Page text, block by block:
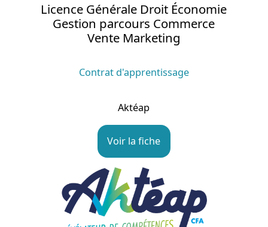
Licence Générale Droit Économie
Gestion parcours Commerce
Vente Marketing
Contrat d'apprentissage
Aktéap
Voir la fiche